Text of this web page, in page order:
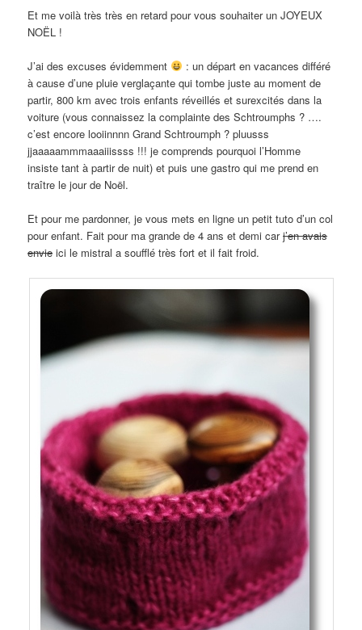
Et me voilà très très en retard pour vous souhaiter un JOYEUX
NOËL !
J’ai des excuses évidemment
: un départ en vacances différé
à cause d’une pluie verglaçante qui tombe juste au moment de
partir, 800 km avec trois enfants réveillés et surexcités dans la
voiture (vous connaissez la complainte des Schtroumphs ? ….
c’est encore looiinnnn Grand Schtroumph ? pluusss
jjaaaaammmaaaiiissss !!! je comprends pourquoi l’Homme
insiste tant à partir de nuit) et puis une gastro qui me prend en
traître le jour de Noël.
Et pour me pardonner, je vous mets en ligne un petit tuto d’un col
pour enfant. Fait pour ma grande de 4 ans et demi carj’en avais
envie ici le mistral a soufflé très fort et il fait froid.